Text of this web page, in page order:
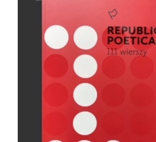
DODAJ DO KOSZYKA